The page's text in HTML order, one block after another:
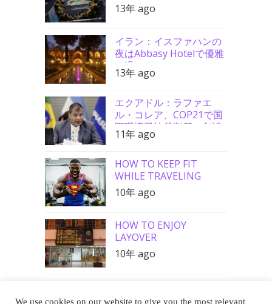
13年 ago
イラン：イスファハンの
夜はAbbasy Hotelで優雅
に過ごす
13年 ago
エクアドル：ラファエ
ル・コレア、COP21で国
際環境司法裁判所の創設
を要請
11年 ago
HOW TO KEEP FIT
WHILE TRAVELING
10年 ago
HOW TO ENJOY
LAYOVER
10年 ago
We use cookies on our website to give you the most relevant